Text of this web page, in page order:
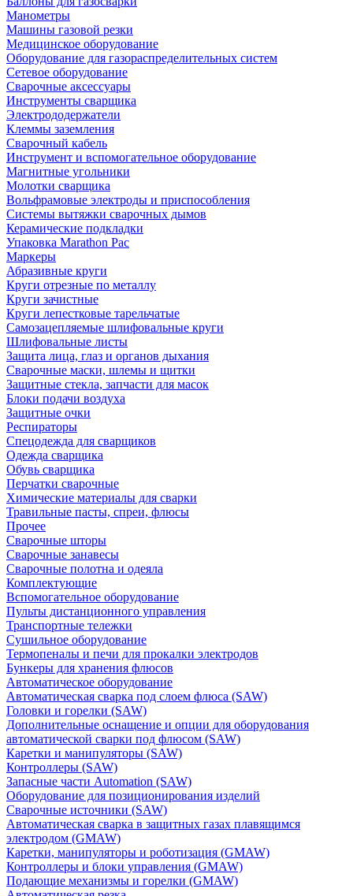
Манометры
Машины газовой резки
Медицинское оборудование
Оборудование для газораспределительных систем
Сетевое оборудование
Сварочные аксессуары
Инструменты сварщика
Электрододержатели
Клеммы заземления
Сварочный кабель
Инструмент и вспомогательное оборудование
Магнитные угольники
Молотки сварщика
Вольфрамовые электроды и приспособления
Системы вытяжки сварочных дымов
Керамические подкладки
Упаковка Marathon Pac
Маркеры
Абразивные круги
Круги отрезные по металлу
Круги зачистные
Круги лепестковые тарельчатые
Самозацепляемые шлифовальные круги
Шлифовальные листы
Защита лица, глаз и органов дыхания
Сварочные маски, шлемы и щитки
Защитные стекла, запчасти для масок
Блоки подачи воздуха
Защитные очки
Респираторы
Спецодежда для сварщиков
Одежда сварщика
Обувь сварщика
Перчатки сварочные
Химические материалы для сварки
Травильные пасты, спреи, флюсы
Прочее
Сварочные шторы
Сварочные занавесы
Сварочные полотна и одеяла
Комплектующие
Вспомогательное оборудование
Пульты дистанционного управления
Транспортные тележки
Сушильное оборудование
Термопеналы и печи для прокалки электродов
Бункеры для хранения флюсов
Автоматическое оборудование
Автоматическая сварка под слоем флюса (SAW)
Головки и горелки (SAW)
Дополнительные оснащение и опции для оборудования
автоматической сварки под флюсом (SAW)
Каретки и манипуляторы (SAW)
Контроллеры (SAW)
Запасные части Automation (SAW)
Оборудование для позиционирования изделий
Сварочные источники (SAW)
Автоматическая сварка в защитных газах плавящимся
электродом (GMAW)
Каретки, манипуляторы и роботизация (GMAW)
Контроллеры и блоки управления (GMAW)
Подающие механизмы и горелки (GMAW)